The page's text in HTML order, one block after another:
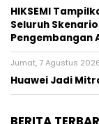
HIKSEMI
Seluruh
Pengembangan
Jumat, 7 Agustus
Huawei Jadi